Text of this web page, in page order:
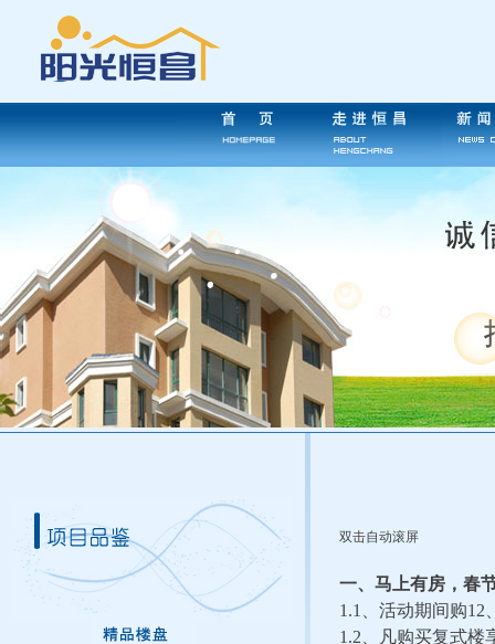
双击自动滚屏
一、马上有房，春
1.1
、活动期间购12
1.2 、凡购买复式楼